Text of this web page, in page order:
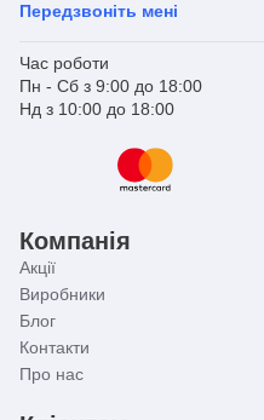
Передзвоніть мені
Час роботи
Пн - Сб з 9:00 до 18:00
Нд з 10:00 до 18:00
Компанія
Акції
Виробники
Блог
Контакти
Про нас